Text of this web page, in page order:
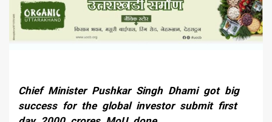
Chief Minister Pushkar Singh Dhami got big
success for the global investor submit first